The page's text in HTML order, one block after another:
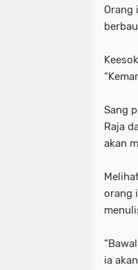
Orang
Sang
Raja
akan
orang
ia